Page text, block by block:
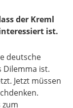
der Kreml
ist.
deutsche
Dilemma ist.
Jetzt müssen
zum